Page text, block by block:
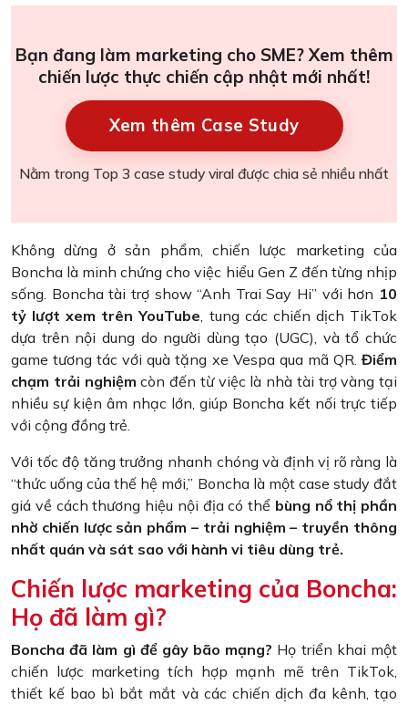
Bạn đang làm marketing cho SME? Xem thêm
chiến lược thực chiến cập nhật mới nhất!
Xem thêm Case Study
Nằm trong Top 3 case study viral được chia sẻ nhiều nhất
Không dừng ở sản phẩm, chiến lược marketing của
Boncha là minh chứng cho việc hiểu Gen Z đến từng nhịp
sống. Boncha tài trợ show “Anh Trai Say Hi” với hơn 10
tỷ lượt xem trên YouTube, tung các chiến dịch TikTok
dựa trên nội dung do người dùng tạo (UGC), và tổ chức
game tương tác với quà tặng xe Vespa qua mã QR. Điểm
chạm trải nghiệm còn đến từ việc là nhà tài trợ vàng tại
nhiều sự kiện âm nhạc lớn, giúp Boncha kết nối trực tiếp
với cộng đồng trẻ.
Với tốc độ tăng trưởng nhanh chóng và định vị rõ ràng là
“thức uống của thế hệ mới,” Boncha là một case study đắt
giá về cách thương hiệu nội địa có thể bùng nổ thị phần
nhờ chiến lược sản phẩm – trải nghiệm – truyền thông
nhất quán và sát sao với hành vi tiêu dùng trẻ.
Chiến lược marketing của Boncha:
Họ đã làm gì?
Boncha đã làm gì để gây bão mạng? Họ triển khai một
chiến lược marketing tích hợp mạnh mẽ trên TikTok,
thiết kế bao bì bắt mắt và các chiến dịch đa kênh, tạo